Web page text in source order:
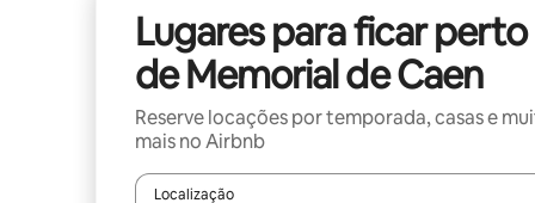
Lugares para ficar perto
de Memorial de Caen
Reserve locações por temporada, casas e
mais no Airbnb
Localização